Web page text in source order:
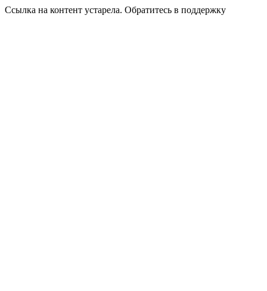
Ссылка на контент устарела. Обратитесь в поддержку